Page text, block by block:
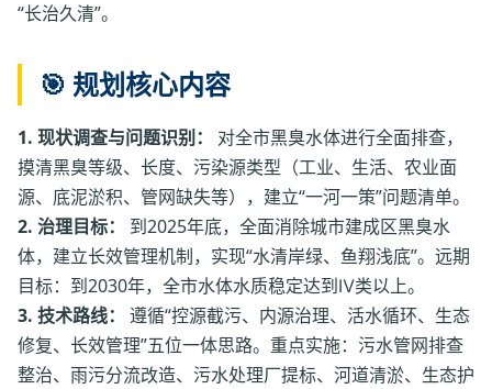
“长治久清”。
🎯 规划核心内容
1. 现状调查与问题识别：
对全市黑臭水体进行全面排查，
摸清黑臭等级、长度、污染源类型（工业、生活、农业面
源、底泥淤积、管网缺失等），建立“一河一策”问题清单。
2. 治理目标：
到2025年底，全面消除城市建成区黑臭水
体，建立长效管理机制，实现“水清岸绿、鱼翔浅底”。远期
目标：到2030年，全市水体水质稳定达到Ⅳ类以上。
3. 技术路线：
遵循“控源截污、内源治理、活水循环、生态
修复、长效管理”五位一体思路。重点实施：污水管网排查
整治、雨污分流改造、污水处理厂提标、河道清淤、生态护